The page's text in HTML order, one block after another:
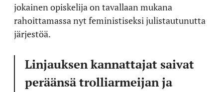
jokainen opiskelija on tavallaan mukana
rahoittamassa nyt feministiseksi julistautunutta
järjestöä.
Linjauksen kannattajat saivat
peräänsä trolliarmeijan ja